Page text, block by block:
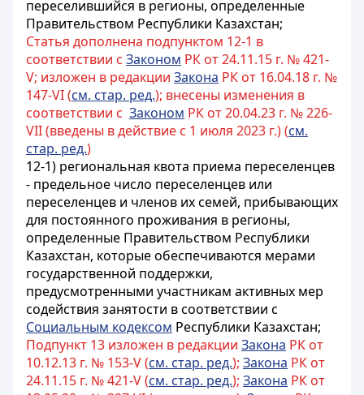
переселившийся в регионы, определенные
Правительством Республики Казахстан;
Статья дополнена подпунктом 12-1 в
соответствии с Законом РК от 24.11.15 г. № 421-
V; изложен в редакции Закона РК от 16.04.18 г. №
147-VI (см. стар. ред.); внесены изменения в
соответствии с Законом РК от 20.04.23 г. № 226-
VII (введены в действие с 1 июля 2023 г.) (см.
стар. ред.)
12-1) региональная квота приема переселенцев
- предельное число переселенцев или
переселенцев и членов их семей, прибывающих
для постоянного проживания в регионы,
определенные Правительством Республики
Казахстан, которые обеспечиваются мерами
государственной поддержки,
предусмотренными участникам активных мер
содействия занятости в соответствии с
Социальным кодексом Республики Казахстан;
Подпункт 13 изложен в редакции Закона РК от
10.12.13 г. № 153-V (см. стар. ред.); Закона РК от
24.11.15 г. № 421-V (см. стар. ред.); Закона РК от